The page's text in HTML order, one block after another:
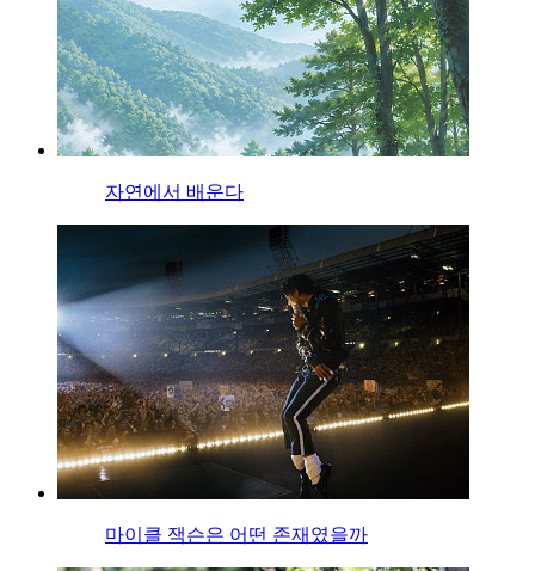
자연에서 배운다
마이클 잭슨은 어떤 존재였을까